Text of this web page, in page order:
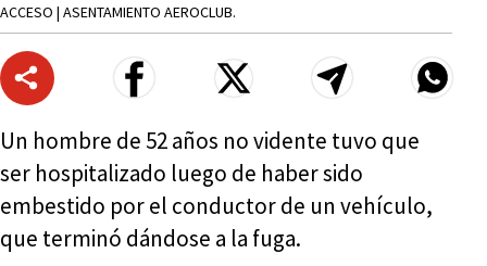
ACCESO | ASENTAMIENTO AEROCLUB.
Un hombre de 52 años no vidente tuvo que
ser hospitalizado luego de haber sido
embestido por el conductor de un vehículo,
que terminó dándose a la fuga.